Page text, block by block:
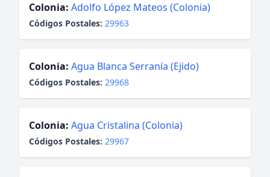
Colonia: Adolfo López Mateos (Colonia)
Códigos Postales: 29963
Colonia: Agua Blanca Serranía (Ejido)
Códigos Postales: 29968
Colonia: Agua Cristalina (Colonia)
Códigos Postales: 29967